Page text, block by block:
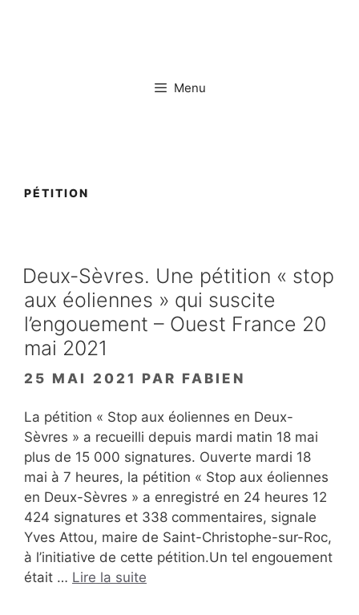
Menu
PÉTITION
Deux-Sèvres. Une pétition « stop
aux éoliennes » qui suscite
l’engouement – Ouest France 20
mai 2021
25 MAI 2021 PAR FABIEN
La pétition « Stop aux éoliennes en Deux-
Sèvres » a recueilli depuis mardi matin 18 mai
plus de 15 000 signatures. Ouverte mardi 18
mai à 7 heures, la pétition « Stop aux éoliennes
en Deux-Sèvres » a enregistré en 24 heures 12
424 signatures et 338 commentaires, signale
Yves Attou, maire de Saint-Christophe-sur-Roc,
à l’initiative de cette pétition.Un tel engouement
était … Lire la suite